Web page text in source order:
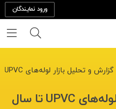
ورود نمایندگان
گزارش و تحلیل بازار لوله‌های UPVC تا سال 2030 از HDIN Research
گزارش و تحلیل بازار لوله‌های UPVC تا سال